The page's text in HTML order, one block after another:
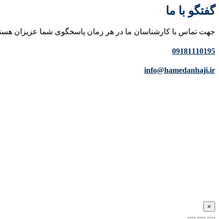
گفتگو با ما
جهت تماس با کارشناسان ما در هر زمان پاسخگوی شما عزیزان
09181110195
info@hamedanhaji.ir
×